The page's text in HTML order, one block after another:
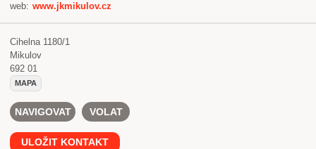
web: www.jkmikulov.cz
Cihelna 1180/1
Mikulov
692 01
MAPA
NAVIGOVAT VOLAT
ULOŽIT KONTAKT